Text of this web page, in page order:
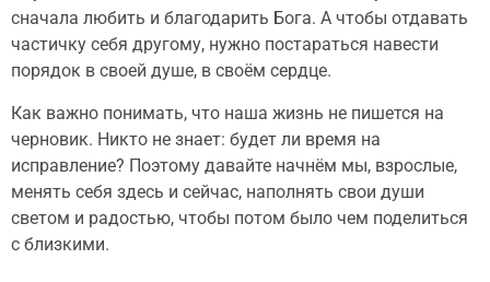
сначала любить и благодарить Бога. А чтобы отдавать
частичку себя другому, нужно постараться навести
порядок в своей душе, в своём сердце.
Как важно понимать, что наша жизнь не пишется на
черновик. Никто не знает: будет ли время на
исправление? Поэтому давайте начнём мы, взрослые,
менять себя здесь и сейчас, наполнять свои души
светом и радостью, чтобы потом было чем поделиться
с близкими.